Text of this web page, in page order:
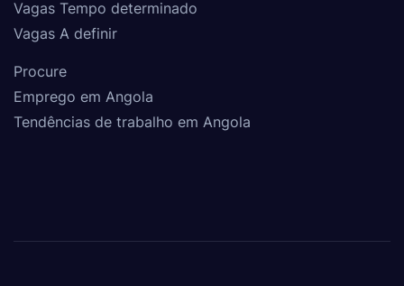
Vagas Tempo determinado
Vagas A definir
Procure
Emprego em Angola
Tendências de trabalho em Angola